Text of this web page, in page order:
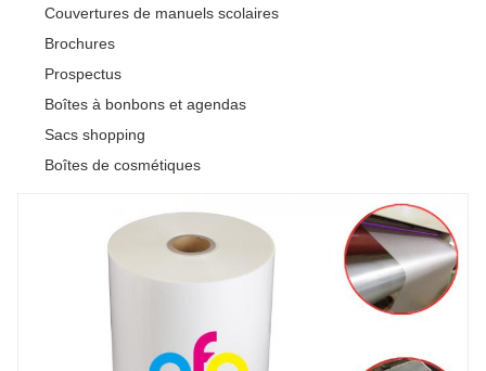
Couvertures de manuels scolaires
Brochures
Prospectus
Boîtes à bonbons et agendas
Sacs shopping
Boîtes de cosmétiques